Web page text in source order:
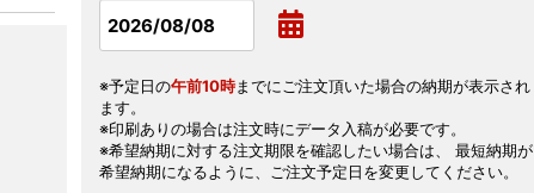
※予定日の午前10時までにご注文頂いた場合の納期が表示され
ます。
※印刷ありの場合は注文時にデータ入稿が必要です。
※希望納期に対する注文期限を確認したい場合は、 最短納期が
希望納期になるように、ご注文予定日を変更してください。